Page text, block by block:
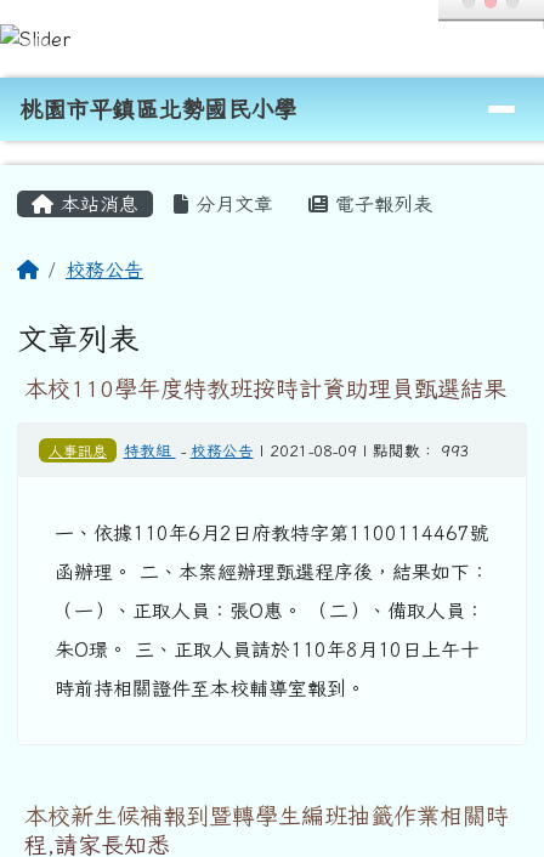
跳至主內容區
桃園市平鎮區北勢國民小學
導覽列
桃園市平鎮區北勢國民小學
本站消息 分月文章 電子報列表
回首頁校務公告
文章列表
本校110學年度特教班按時計資助理員甄選結果
人事訊息 特教組 - 校務公告 | 2021-08-09 | 點閱數： 993
一、依據110年6月2日府教特字第1100114467號
函辦理。 二、本案經辦理甄選程序後，結果如下：
（一）、正取人員：張O惠。 （二）、備取人員：
朱O璟。 三、正取人員請於110年8月10日上午十
時前持相關證件至本校輔導室報到。
本校新生候補報到暨轉學生編班抽籤作業相關時
程,請家長知悉